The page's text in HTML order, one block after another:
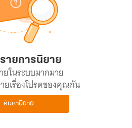
ายการนิยาย
ยในระบบมากมาย
ยเรื่องโปรดของคุณกัน
ค้นหานิยาย